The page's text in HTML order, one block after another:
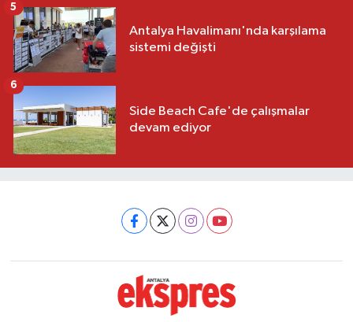
Antalya Havalimanı'nda karşılama
sistemi değişti
5
Side Beach Cafe'de çalışmalar
devam ediyor
6